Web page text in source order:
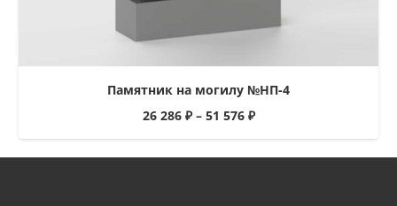
Памятник на могилу №НП-4
26 286 ₽– 51 576 ₽